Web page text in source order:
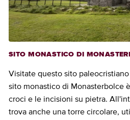
SITO MONASTICO DI
Visitate questo sito paleocristiano
sito monastico di Monasterbolce
croci e le incisioni su pietra.
trova anche una torre circolare,